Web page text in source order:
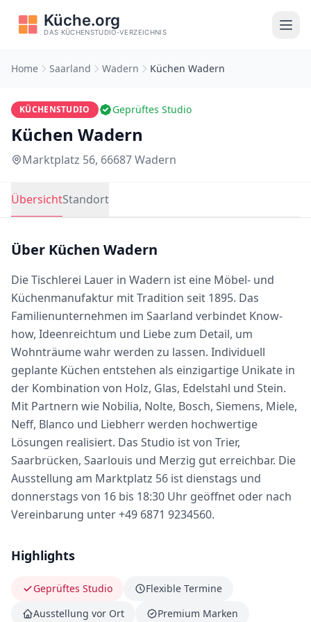
Home Saarland Wadern Küchen Wadern
KÜCHENSTUDIO Geprüftes Studio
Küchen Wadern
Marktplatz 56, 66687 Wadern
ÜbersichtStandort
Über Küchen Wadern
Die Tischlerei Lauer in Wadern ist eine Möbel- und
Küchenmanufaktur mit Tradition seit 1895. Das
Familienunternehmen im Saarland verbindet Know-
how, Ideenreichtum und Liebe zum Detail, um
Wohnträume wahr werden zu lassen. Individuell
geplante Küchen entstehen als einzigartige Unikate in
der Kombination von Holz, Glas, Edelstahl und Stein.
Mit Partnern wie Nobilia, Nolte, Bosch, Siemens, Miele,
Neff, Blanco und Liebherr werden hochwertige
Lösungen realisiert. Das Studio ist von Trier,
Saarbrücken, Saarlouis und Merzig gut erreichbar. Die
Ausstellung am Marktplatz 56 ist dienstags und
donnerstags von 16 bis 18:30 Uhr geöffnet oder nach
Vereinbarung unter +49 6871 9234560.
Highlights
Geprüftes Studio
Flexible Termine
Ausstellung vor Ort
Premium Marken